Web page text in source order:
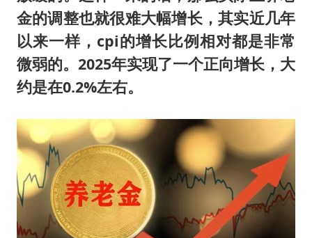
金的调整也就很难大幅增长，其实近几年
以来一样，cpi的增长比例相对都是非常
微弱的。2025年实现了一个正向增长，大
约是在0.2%左右。